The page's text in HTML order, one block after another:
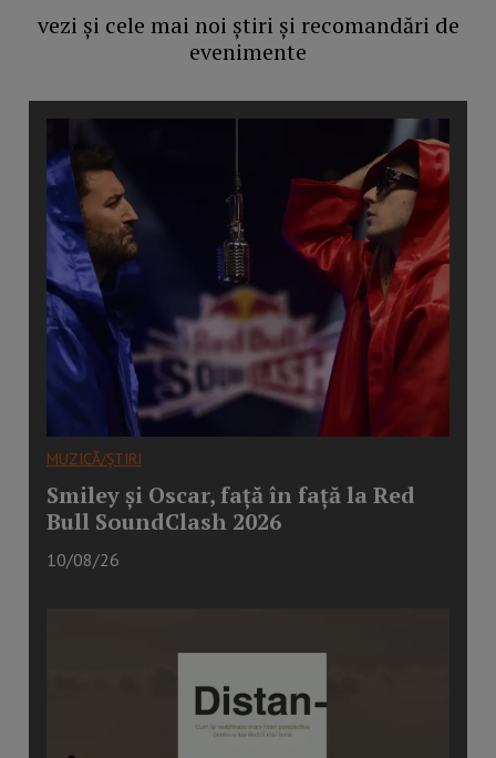
vezi și cele mai noi știri și recomandări de
evenimente
MUZICĂ/ȘTIRI
Smiley și Oscar, față în față la Red
Bull SoundClash 2026
10/08/26